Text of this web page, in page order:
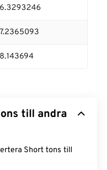
till andra
Short tons till